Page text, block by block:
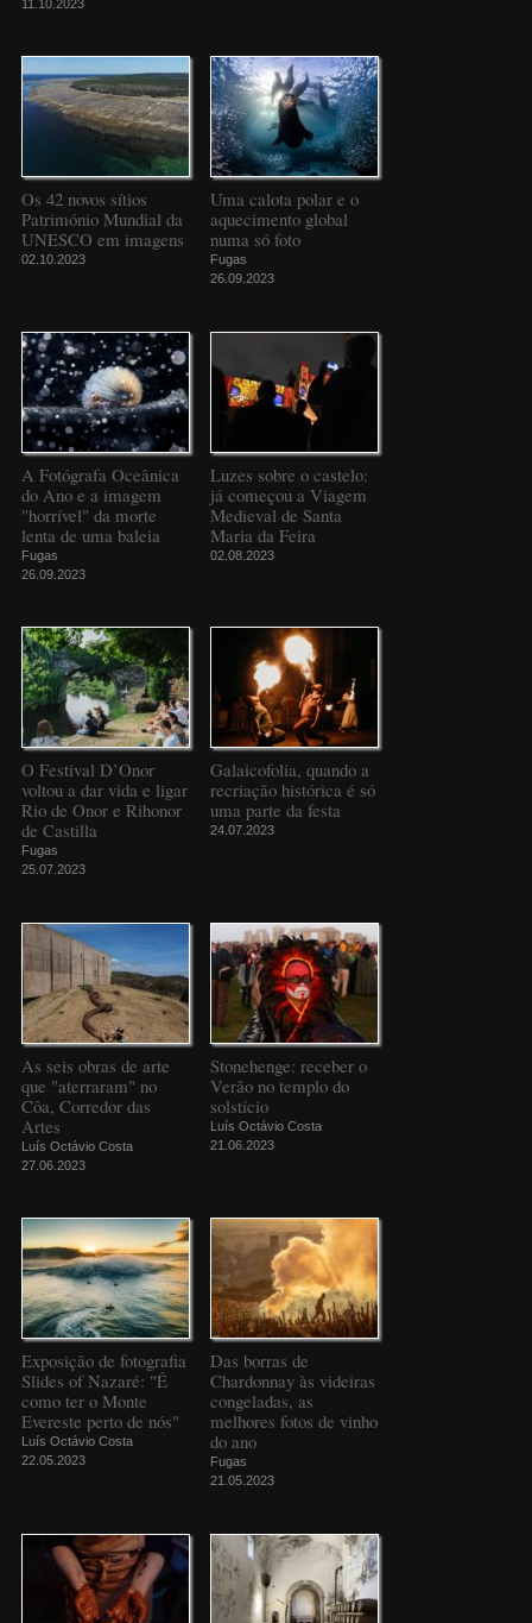
11.10.2023
Os 42 novos sítios
Património Mundial da
UNESCO em imagens
02.10.2023
Uma calota polar e o
aquecimento global
numa só foto
Fugas
26.09.2023
A Fotógrafa Oceânica
do Ano e a imagem
"horrível" da morte
lenta de uma baleia
Fugas
26.09.2023
Luzes sobre o castelo:
já começou a Viagem
Medieval de Santa
Maria da Feira
02.08.2023
O Festival D’Onor
voltou a dar vida e ligar
Rio de Onor e Rihonor
de Castilla
Fugas
25.07.2023
Galaicofolia, quando a
recriação histórica é só
uma parte da festa
24.07.2023
As seis obras de arte
que "aterraram" no
Côa, Corredor das
Artes
Luís Octávio Costa
27.06.2023
Stonehenge: receber o
Verão no templo do
solstício
Luís Octávio Costa
21.06.2023
Exposição de fotografia
Slides of Nazaré: "É
como ter o Monte
Evereste perto de nós"
Luís Octávio Costa
22.05.2023
Das borras de
Chardonnay às videiras
congeladas, as
melhores fotos de vinho
do ano
Fugas
21.05.2023